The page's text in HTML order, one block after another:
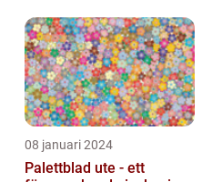
08 januari 2024
Palettblad ute - ett